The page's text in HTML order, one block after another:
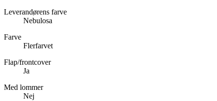
Leverandørens farve
Nebulosa
Farve
Flerfarvet
Flap/frontcover
Ja
Med lommer
Nej